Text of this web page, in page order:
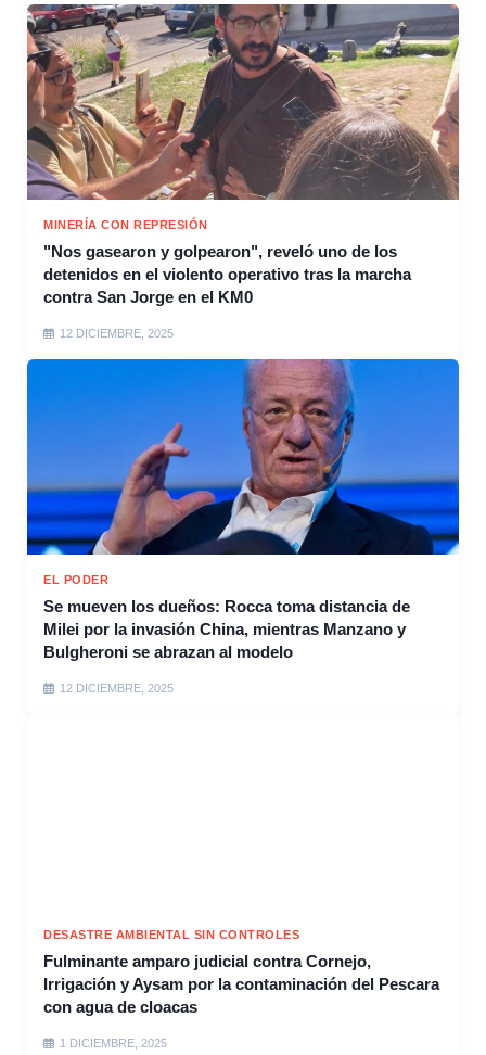
MINERÍA CON REPRESIÓN
"Nos gasearon y golpearon", reveló uno de los
detenidos en el violento operativo tras la marcha
contra San Jorge en el KM0
12 DICIEMBRE, 2025
EL PODER
Se mueven los dueños: Rocca toma distancia de
Milei por la invasión China, mientras Manzano y
Bulgheroni se abrazan al modelo
12 DICIEMBRE, 2025
DESASTRE AMBIENTAL SIN CONTROLES
Fulminante amparo judicial contra Cornejo,
Irrigación y Aysam por la contaminación del Pescara
con agua de cloacas
1 DICIEMBRE, 2025